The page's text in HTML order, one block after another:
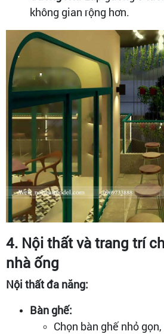
không gian rộng hơn.
4. Nội thất và trang trí
nhà ống
Nội thất đa năng:
Bàn ghế:
Chọn bàn ghế nhỏ